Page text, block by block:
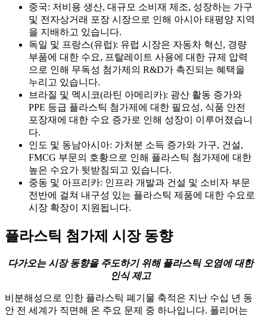
중국: 저비용 생산, 대규모 소비재 제조, 성장하는 가구
및 전자상거래 포장 시장으로 인해 아시아 태평양 지역
을 지배하고 있습니다.
독일 및 프랑스(유럽): 유럽 시장은 자동차 혁신, 경량
부품에 대한 수요, 프탈레이트 사용에 대한 규제 압력
으로 인해 무독성 첨가제의 R&D가 촉진되는 혜택을
누리고 있습니다.
브라질 및 멕시코(라틴 아메리카): 광산 활동 증가와
PPE 등급 플라스틱 첨가제에 대한 필요성, 식품 안전
포장재에 대한 수요 증가로 인해 성장이 이루어졌습니
다.
인도 및 동남아시아: 가처분 소득 증가와 가구, 건설,
FMCG 부문의 호황으로 인해 플라스틱 첨가제에 대한
높은 수요가 뒷받침되고 있습니다.
중동 및 아프리카: 인프라 개발과 건설 및 소비자 부문
전반에 걸쳐 내구성 있는 플라스틱 제품에 대한 수요로
시장 확장이 지원됩니다.
플라스틱 첨가제 시장 동향
다가오는 시장 동향을 주도하기 위해 플라스틱 오염에 대한
인식 제고
비분해성으로 인한 플라스틱 폐기물 축적은 지난 수십 년 동
안 전 세계가 직면해 온 주요 문제 중 하나입니다. 폴리머는